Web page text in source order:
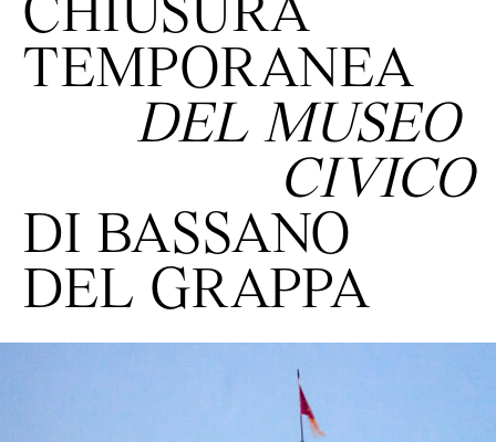
CHIUSURA
TEMPORANEA
DEL MUSEO
CIVICO
DI BASSANO
DEL GRAPPA